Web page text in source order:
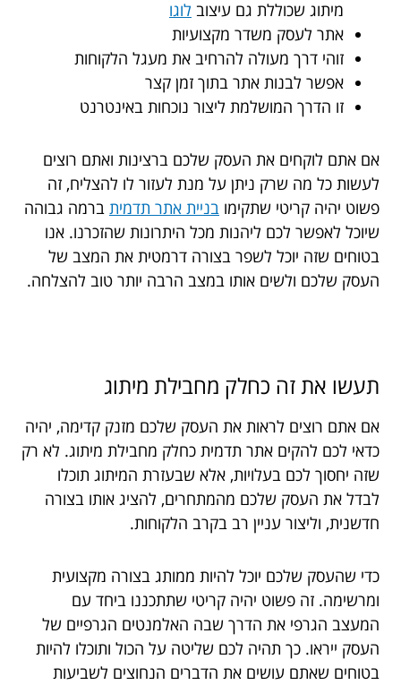
מיתוג שכוללת גם עיצוב לוגו
אתר לעסק משדר מקצועיות
זוהי דרך מעולה להרחיב את מעגל הלקוחות
אפשר לבנות אתר בתוך זמן קצר
זו הדרך המושלמת ליצור נוכחות באינטרנט
אם אתם לוקחים את העסק שלכם ברצינות ואתם רוצים
לעשות כל מה שרק ניתן על מנת לעזור לו להצליח, זה
פשוט יהיה קריטי שתקימו בניית אתר תדמית ברמה גבוהה
שיוכל לאפשר לכם ליהנות מכל היתרונות שהזכרנו. אנו
בטוחים שזה יוכל לשפר בצורה דרמטית את המצב של
העסק שלכם ולשים אותו במצב הרבה יותר טוב להצלחה.
תעשו אתזה כחלק מחבילת מיתוג
אם אתם רוצים לראות את העסק שלכם מזנק קדימה, יהיה
כדאי לכם להקים אתר תדמית כחלק מחבילת מיתוג. לא רק
שזה יחסוך לכם בעלויות, אלא שבעזרת המיתוג תוכלו
לבדל את העסק שלכם מהמתחרים, להציג אותו בצורה
חדשנית, וליצור עניין רב בקרב הלקוחות.
כדי שהעסק שלכם יוכל להיות ממותג בצורה מקצועית
ומרשימה. זה פשוט יהיה קריטי שתתכננו ביחד עם
המעצב הגרפי את הדרך שבה האלמנטים הגרפיים של
העסק ייראו. כך תהיה לכם שליטה על הכול ותוכלו להיות
בטוחים שאתם עושים את הדברים הנחוצים לשביעות